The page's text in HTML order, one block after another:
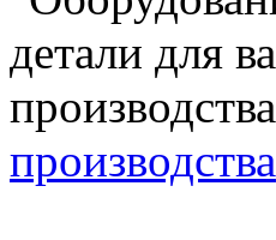
производства